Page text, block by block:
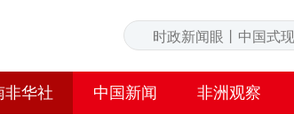
非华社 中国新闻 非洲观察